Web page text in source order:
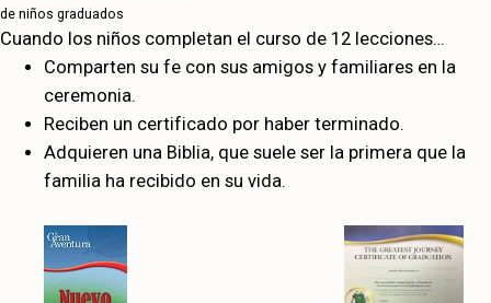
de niños graduados
Cuando los niños completan el curso de 12 lecciones…
Comparten su fe con sus amigos y familiares en la
ceremonia.
Reciben un certificado por haber terminado.
Adquieren una Biblia, que suele ser la primera que la
familia ha recibido en su vida.